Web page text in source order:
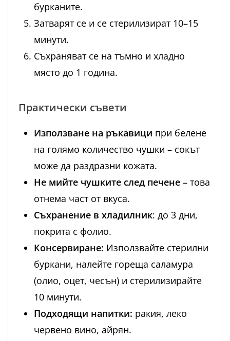
бурканите.
Затварят се и се стерилизират 10–15
минути.
Съхраняват се на тъмно и хладно
място до 1 година.
Практически съвети
Използване на ръкавици при белене
на голямо количество чушки – сокът
може да раздразни кожата.
Не мийте чушките след печене – това
отнема част от вкуса.
Съхранение в хладилник: до 3 дни,
покрита с фолио.
Консервиране: Използвайте стерилни
буркани, налейте гореща саламура
(олио, оцет, чесън) и стерилизирайте
10 минути.
Подходящи напитки: ракия, леко
червено вино, айрян.